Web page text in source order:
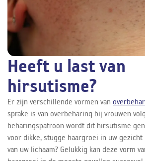
Heeft u last van
hirsutisme?
Er zijn verschillende vormen van
sprake is van overbeharing bij vrouwen
beharingspatroon wordt dit hirsutisme
voor dikke, stugge haargroei in uw
van uw lichaam? Gelukkig kan deze vorm